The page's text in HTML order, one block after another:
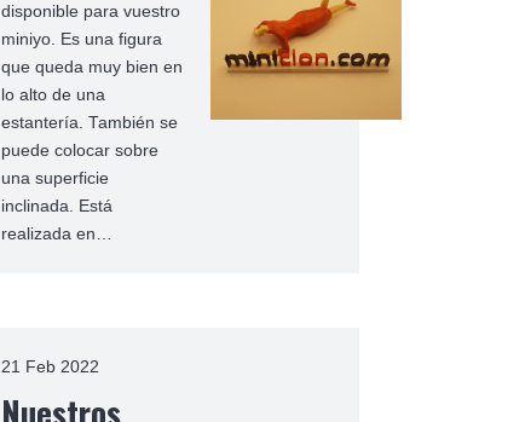
disponible para vuestro
miniyo. Es una figura
que queda muy bien en
lo alto de una
estantería. También se
puede colocar sobre
una superficie
inclinada. Está
realizada en…
21 Feb 2022